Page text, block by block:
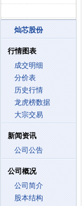
灿芯股份
行情图表
成交明细
分价表
历史行情
龙虎榜数据
大宗交易
新闻资讯
公司公告
公司概况
公司简介
股本结构